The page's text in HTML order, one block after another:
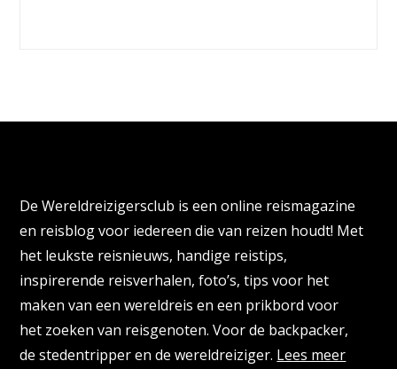
De Wereldreizigersclub is een online reismagazine
en reisblog voor iedereen die van reizen houdt! Met
het leukste reisnieuws, handige reistips,
inspirerende reisverhalen, foto’s, tips voor het
maken van een wereldreis en een prikbord voor
het zoeken van reisgenoten. Voor de backpacker,
de stedentripper en de wereldreiziger. Lees meer